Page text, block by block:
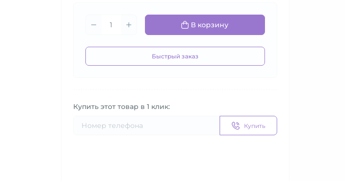
В корзину
Быстрый заказ
Купить этот товар в 1 клик:
Купить